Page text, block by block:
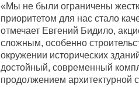
«Мы не были ограничены
приоритетом для нас стало
отмечает Евгений Бидило,
сложным, особенно
окружении исторических
достойный, современный
продолжением архитектурной